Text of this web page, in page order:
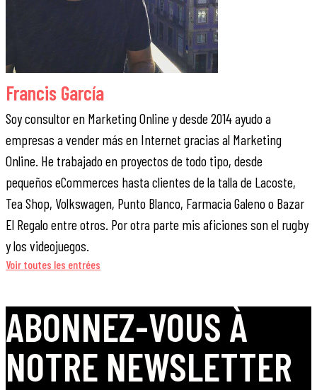
Francis García
Soy consultor en Marketing Online y desde 2014 ayudo a
empresas a vender más en Internet gracias al Marketing
Online. He trabajado en proyectos de todo tipo, desde
pequeños eCommerces hasta clientes de la talla de Lacoste,
Tea Shop, Volkswagen, Punto Blanco, Farmacia Galeno o Bazar
El Regalo entre otros. Por otra parte mis aficiones son el rugby
y los videojuegos.
Voir toutes les entrées
ABONNEZ-VOUS À
NOTRE NEWSLETTER